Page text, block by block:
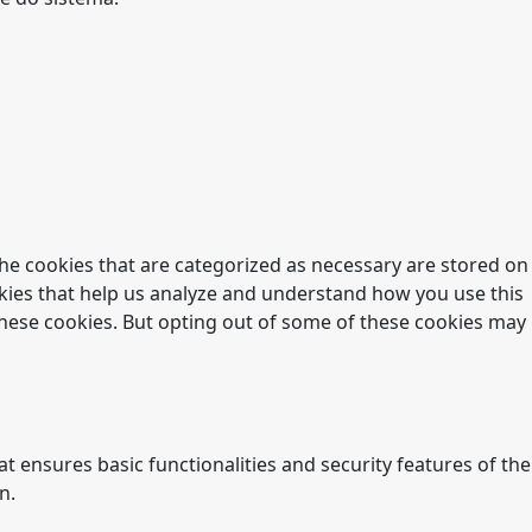
cookies that are categorized as necessary are stored on
that help us analyze and understand how you use this
cookies. But opting out of some of these cookies may
ensures basic functionalities and security features of the